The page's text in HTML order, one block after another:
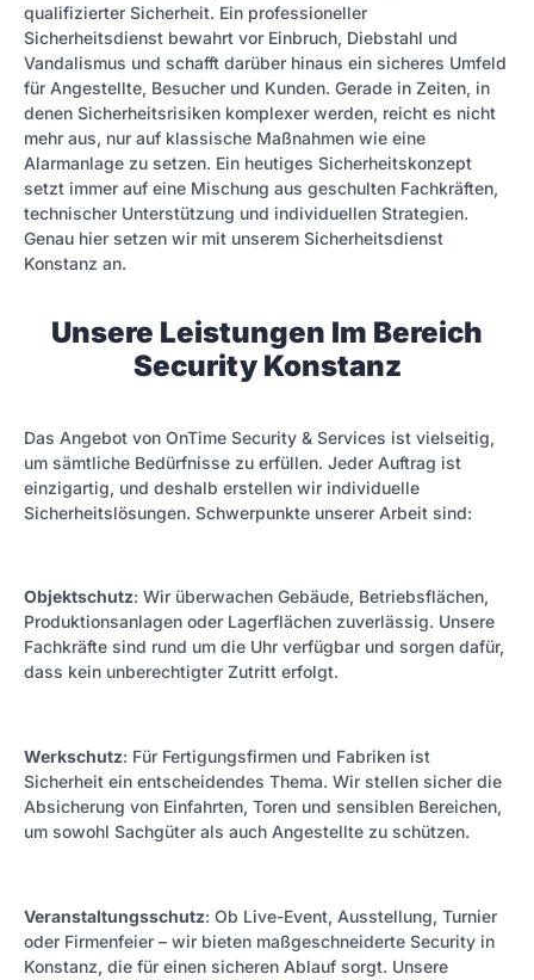
qualifizierter Sicherheit. Ein professioneller
Sicherheitsdienst bewahrt vor Einbruch, Diebstahl und
Vandalismus und schafft darüber hinaus ein sicheres Umfeld
für Angestellte, Besucher und Kunden. Gerade in Zeiten, in
denen Sicherheitsrisiken komplexer werden, reicht es nicht
mehr aus, nur auf klassische Maßnahmen wie eine
Alarmanlage zu setzen. Ein heutiges Sicherheitskonzept
setzt immer auf eine Mischung aus geschulten Fachkräften,
technischer Unterstützung und individuellen Strategien.
Genau hier setzen wir mit unserem Sicherheitsdienst
Konstanz an.
Unsere Leistungen Im Bereich
Security Konstanz
Das Angebot von OnTime Security & Services ist vielseitig,
um sämtliche Bedürfnisse zu erfüllen. Jeder Auftrag ist
einzigartig, und deshalb erstellen wir individuelle
Sicherheitslösungen. Schwerpunkte unserer Arbeit sind:
Objektschutz: Wir überwachen Gebäude, Betriebsflächen,
Produktionsanlagen oder Lagerflächen zuverlässig. Unsere
Fachkräfte sind rund um die Uhr verfügbar und sorgen dafür,
dass kein unberechtigter Zutritt erfolgt.
Werkschutz: Für Fertigungsfirmen und Fabriken ist
Sicherheit ein entscheidendes Thema. Wir stellen sicher die
Absicherung von Einfahrten, Toren und sensiblen Bereichen,
um sowohl Sachgüter als auch Angestellte zu schützen.
Veranstaltungsschutz: Ob Live-Event, Ausstellung, Turnier
oder Firmenfeier – wir bieten maßgeschneiderte Security in
Konstanz, die für einen sicheren Ablauf sorgt. Unsere